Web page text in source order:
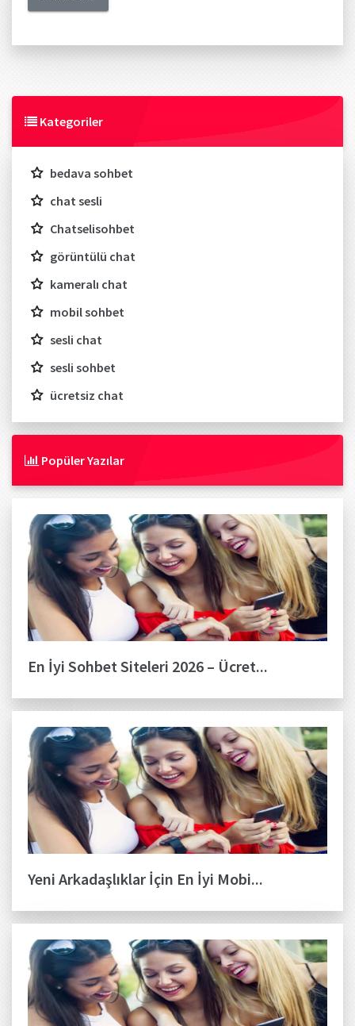
Kategoriler
bedava sohbet
chat sesli
Chatselisohbet
görüntülü chat
kameralı chat
mobil sohbet
sesli chat
sesli sohbet
ücretsiz chat
Popüler Yazılar
En İyi Sohbet Siteleri 2026 – Ücret...
Yeni Arkadaşlıklar İçin En İyi Mobi...